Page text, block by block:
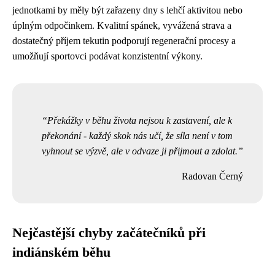
jednotkami by měly být zařazeny dny s lehčí aktivitou nebo
úplným odpočinkem. Kvalitní spánek, vyvážená strava a
dostatečný příjem tekutin podporují regenerační procesy a
umožňují sportovci podávat konzistentní výkony.
Překážky v běhu života nejsou k zastavení, ale k
překonání - každý skok nás učí, že síla není v tom
vyhnout se výzvě, ale v odvaze ji přijmout a zdolat.
Radovan Černý
Nejčastější chyby začátečníků při
indiánském běhu